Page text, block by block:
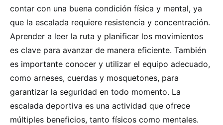
contar con una buena condición física y mental, ya
que la escalada requiere resistencia y concentración.
Aprender a leer la ruta y planificar los movimientos
es clave para avanzar de manera eficiente. También
es importante conocer y utilizar el equipo adecuado,
como arneses, cuerdas y mosquetones, para
garantizar la seguridad en todo momento. La
escalada deportiva es una actividad que ofrece
múltiples beneficios, tanto físicos como mentales.